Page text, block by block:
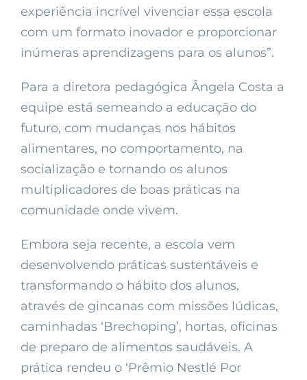
experiência incrível vivenciar essa escola
com um formato inovador e proporcionar
inúmeras aprendizagens para os alunos”.
Para a diretora pedagógica Ângela Costa a
equipe está semeando a educação do
futuro, com mudanças nos hábitos
alimentares, no comportamento, na
socialização e tornando os alunos
multiplicadores de boas práticas na
comunidade onde vivem.
Embora seja recente, a escola vem
desenvolvendo práticas sustentáveis e
transformando o hábito dos alunos,
através de gincanas com missões lúdicas,
caminhadas ‘Brechoping’, hortas, oficinas
de preparo de alimentos saudáveis. A
prática rendeu o ‘Prêmio Nestlé Por